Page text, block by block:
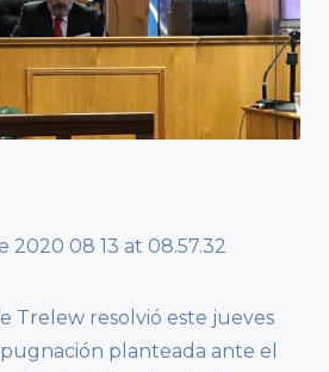
Trelew resolvió este jueves
planteada ante el